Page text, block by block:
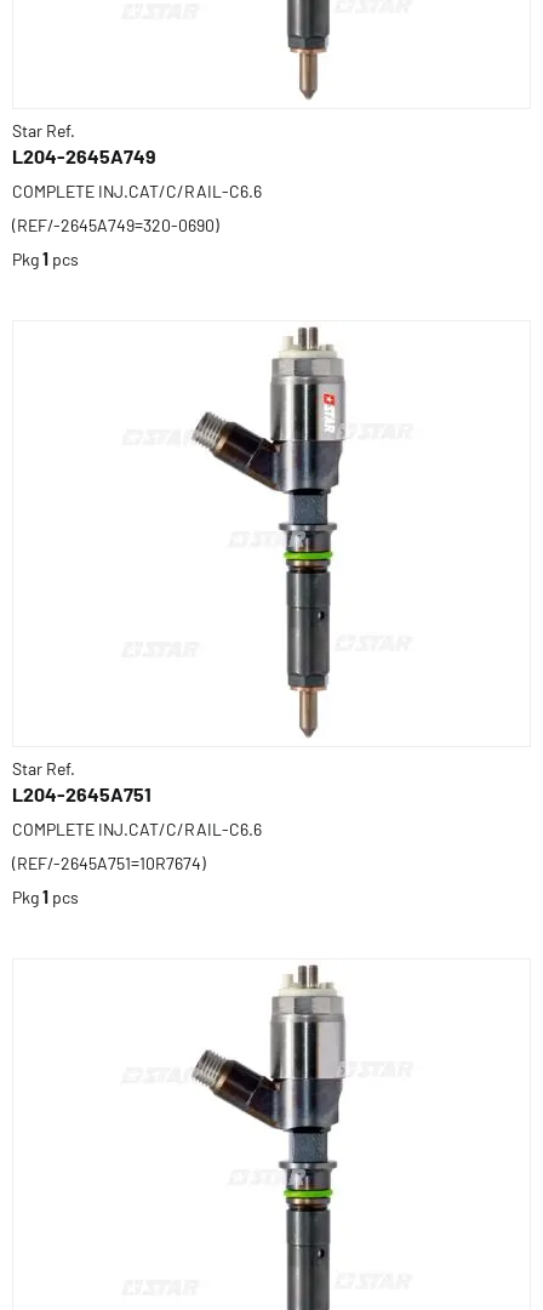
Star Ref.
L204-2645A749
COMPLETE INJ.CAT/C/RAIL-C6.6
(REF/-2645A749=320-0690)
Pkg1 pcs
Star Ref.
L204-2645A751
COMPLETE INJ.CAT/C/RAIL-C6.6
(REF/-2645A751=10R7674)
Pkg1 pcs